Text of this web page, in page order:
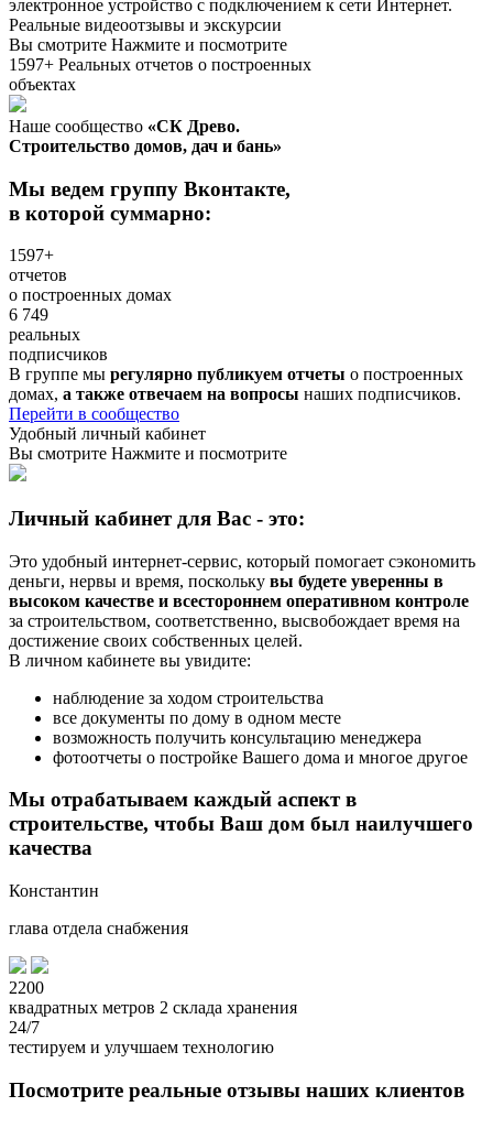
электронное устройство с подключением к сети Интернет.
Реальные видеоотзывы и экскурсии
Вы смотрите Нажмите и посмотрите
1597+ Реальных отчетов о построенных
объектах
Наше сообщество «СК Древо.
Строительство домов, дач и бань»
Мы ведем группу Вконтакте,
в которой суммарно:
1597+
отчетов
о построенных домах
6 749
реальных
подписчиков
В группе мы регулярно публикуем отчеты о построенных
домах, а также отвечаем на вопросы наших подписчиков.
Перейти в сообщество
Удобный личный кабинет
Вы смотрите Нажмите и посмотрите
Личный кабинет для Вас - это:
Это удобный интернет-сервис, который помогает сэкономить
деньги, нервы и время, поскольку вы будете уверенны в
высоком качестве и всестороннем оперативном контроле
за строительством, соответственно, высвобождает время на
достижение своих собственных целей.
В личном кабинете вы увидите:
наблюдение за ходом строительства
все документы по дому в одном месте
возможность получить консультацию менеджера
фотоотчеты о постройке Вашего дома и многое другое
Мы отрабатываем каждый аспект в
строительстве, чтобы Ваш дом был наилучшего
качества
Константин
глава отдела снабжения
2200
квадратных метров 2 склада хранения
24/7
тестируем и улучшаем технологию
Посмотрите реальные отзывы наших клиентов